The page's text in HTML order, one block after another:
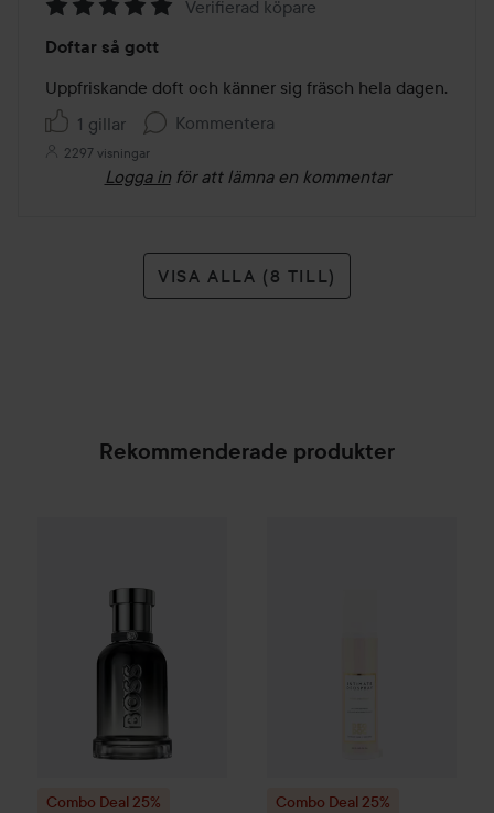
5
av
5
Verifierad köpare
Doftar så gott
1 gillar
Kommentera
2297 visningar
Logga in för att lämna en kommentar
VISA ALLA (8 TILL)
Rekommenderade produkter
Combo Deal 25% Combo Deal 25%